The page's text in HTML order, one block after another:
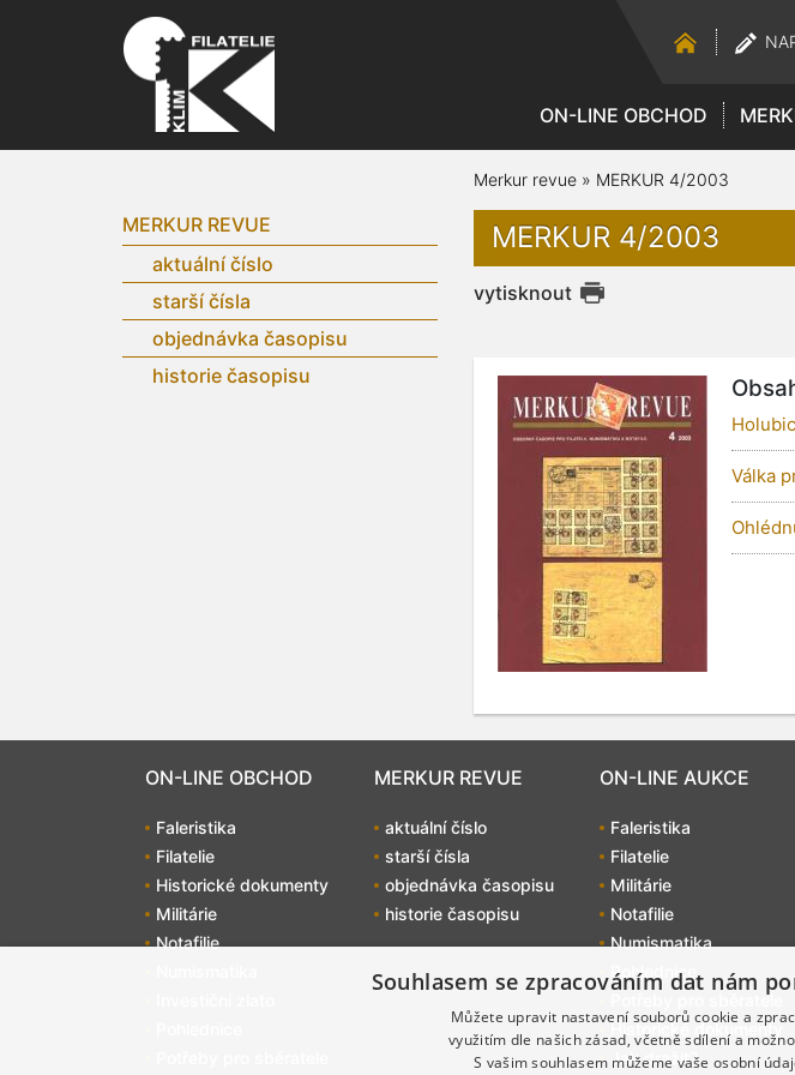
ON-LINE OBCHOD
MERKUR REVUE
aktuální číslo
starší čísla
objednávka časopisu
historie časopisu
Merkur revue» MERKUR 4/2003
MERKUR 4/2003
vytisknout
Válka
ON-LINE OBCHOD
Faleristika
Filatelie
Historické dokumenty
Militárie
Notafilie
MERKUR REVUE
aktuální číslo
starší čísla
objednávka časopisu
historie časopisu
ON-LINE AUKCE
Faleristika
Filatelie
Militárie
Notafilie
Numismatika
Pohlednice
Potřeby pro sběratele
Historické dokumenty
Jak dražit?
Souhlasem se zpracováním dat nám
Můžete upravit nastavení souborů cookie a
využitím dle našich zásad, včetně sdílení a
S vašim souhlasem můžeme vaše osobní